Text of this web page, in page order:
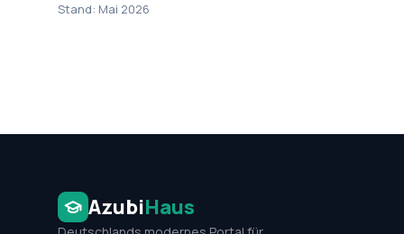
Stand: Mai 2026
AzubiHaus